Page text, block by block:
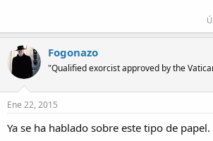
Fogonazo
"Qualified exorcist approved by the
Ene 22, 2015
Ya se ha hablado sobre este tipo de papel.